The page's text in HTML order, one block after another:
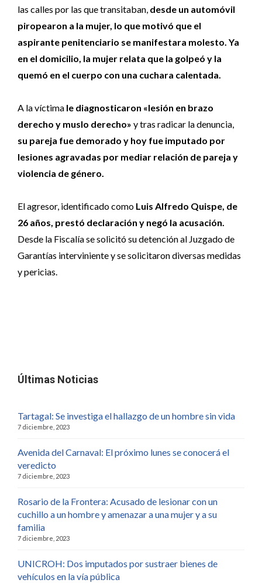
las calles por las que transitaban, desde un automóvil
piropearon a la mujer, lo que motivó que el
aspirante penitenciario se manifestara molesto. Ya
en el domicilio, la mujer relata que la golpeó y la
quemó en el cuerpo con una cuchara calentada.
A la víctima le diagnosticaron «lesión en brazo
derecho y muslo derecho» y tras radicar la denuncia,
su pareja fue demorado y hoy fue imputado por
lesiones agravadas por mediar relación de pareja y
violencia de género.
El agresor, identificado como Luis Alfredo Quispe, de
26 años, prestó declaración y negó la acusación.
Desde la Fiscalía se solicitó su detención al Juzgado de
Garantías interviniente y se solicitaron diversas medidas
y pericias.
Últimas Noticias
Tartagal: Se investiga el hallazgo de un hombre sin vida
7 diciembre, 2023
Avenida del Carnaval: El próximo lunes se conocerá el
veredicto
7 diciembre, 2023
Rosario de la Frontera: Acusado de lesionar con un
cuchillo a un hombre y amenazar a una mujer y a su
familia
7 diciembre, 2023
UNICROH: Dos imputados por sustraer bienes de
vehículos en la vía pública